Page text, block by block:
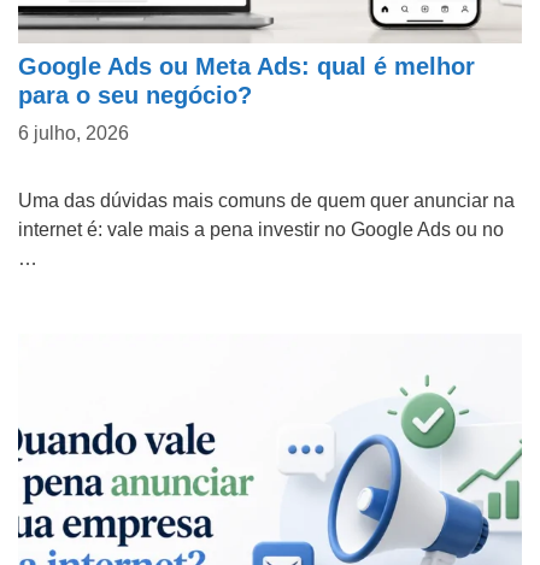
Google Ads ou Meta Ads: qual é melhor
para o seu negócio?
6 julho, 2026
Uma das dúvidas mais comuns de quem quer anunciar na
internet é: vale mais a pena investir no Google Ads ou no
…